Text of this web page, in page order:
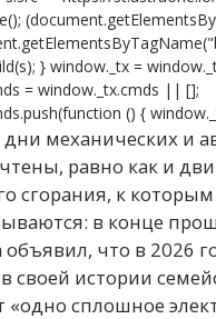
} window._tx =
= window._tx.cmds || [];
() {
механических и
равно как и
сгорания, к
в конце
объявил, что в 2026
своей истории
«одно сплошное